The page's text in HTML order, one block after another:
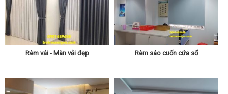
Rèm vải - Màn vải đẹp Rèm sáo cuốn cứa sổ